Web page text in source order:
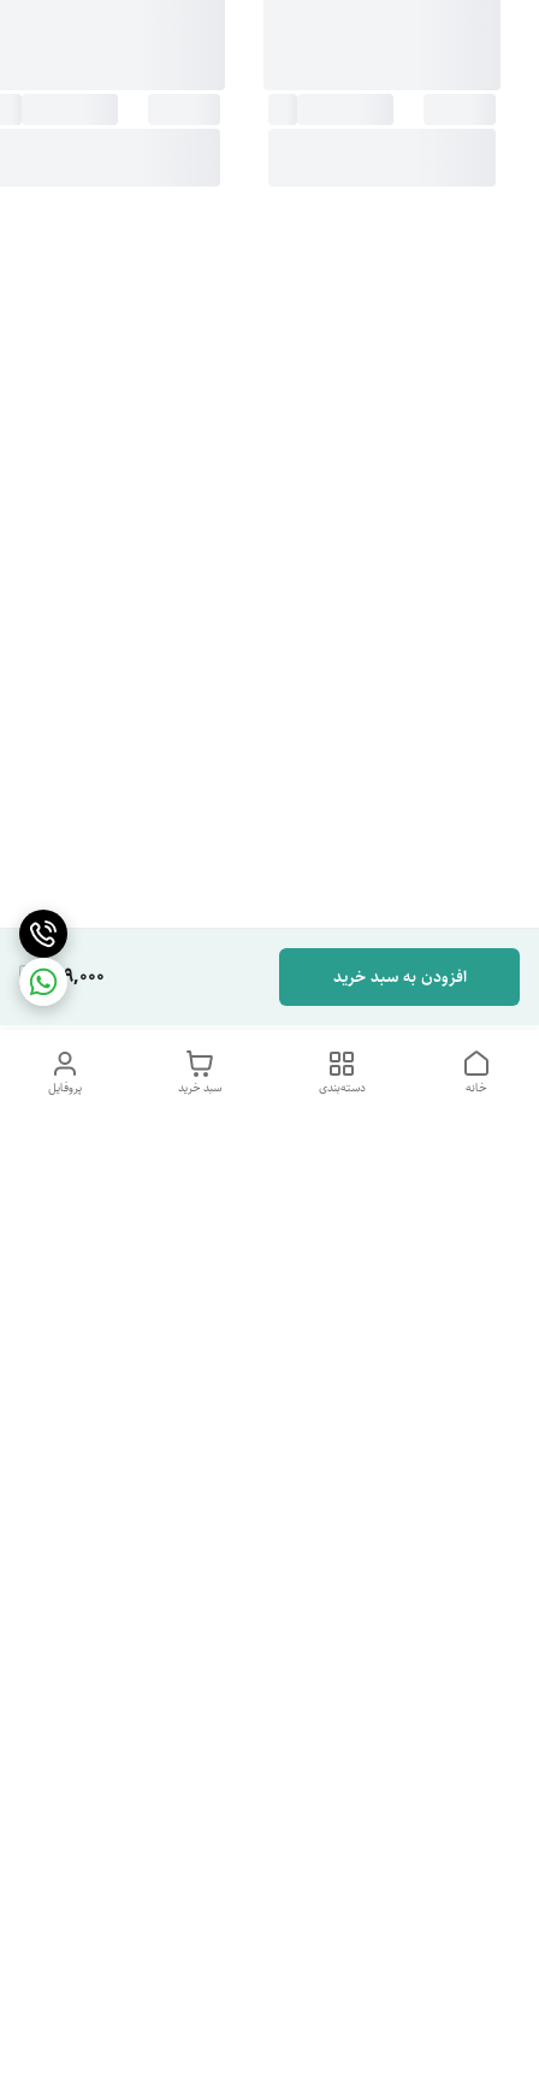
649,000 افزودن به سبد خرید
پروفایل سبد خرید دسته‌بندی خانه